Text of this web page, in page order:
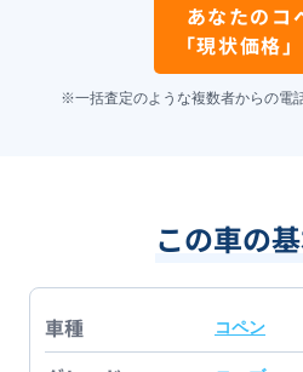
あなたの コ
「現状価格
※一括査定のような複数者からの電
この車の
車種 コペン